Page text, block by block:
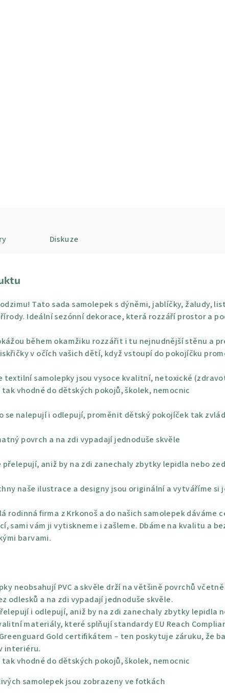
Diskuze
Tato sada samolepek s dýněmi, jablíčky, žaludy,
Ideální sezónní dekorace, která rozzáří prostor a
během okamžiku rozzářit i tu nejnudnější stěnu a
v očích vašich dětí, když vstoupí do pokojíčku
textilní samolepky jsou vysoce kvalitní, netoxické
vhodné do dětských pokojů, školek, nemocnic
se nalepují i odlepují, proměnit dětský pokojíček tak
povrch a na zdi vypadají jednoduše skvěle
přelepují, aniž by na zdi zanechaly zbytky lepidla nebo
naše ilustrace a designy jsou originální a vytváříme si
rodinná firma z Krkonoš a do našich samolepek dáváme
sami vám ji vytiskneme i zašleme. Dbáme na kvalitu a
barvami.
neobsahují PVC a skvěle drží na většině povrchů
odlesků a na zdi vypadají jednoduše skvěle.
i odlepují, aniž by na zdi zanechaly zbytky lepidla
materiály, které splňují standardy EU Reach
Gold certifikátem – ten poskytuje záruku, že
interiéru.
tak vhodné do dětských pokojů, školek, nemocnic
samolepek jsou zobrazeny ve fotkách